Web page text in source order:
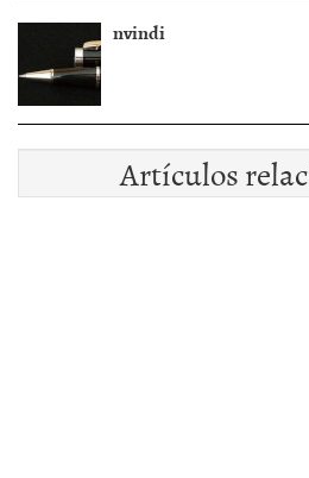
nvindi
Artículos